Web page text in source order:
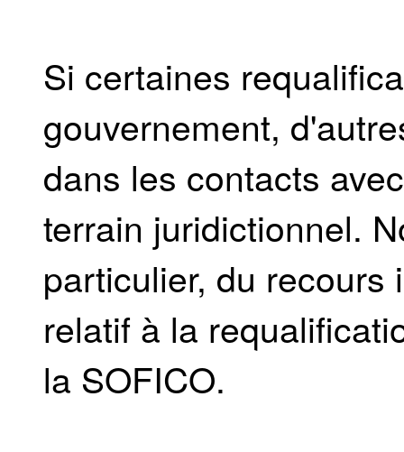
Si certaines
gouvernement,
dans les contacts
terrain juridictionnel.
particulier, du
relatif à la
la SOFICO.